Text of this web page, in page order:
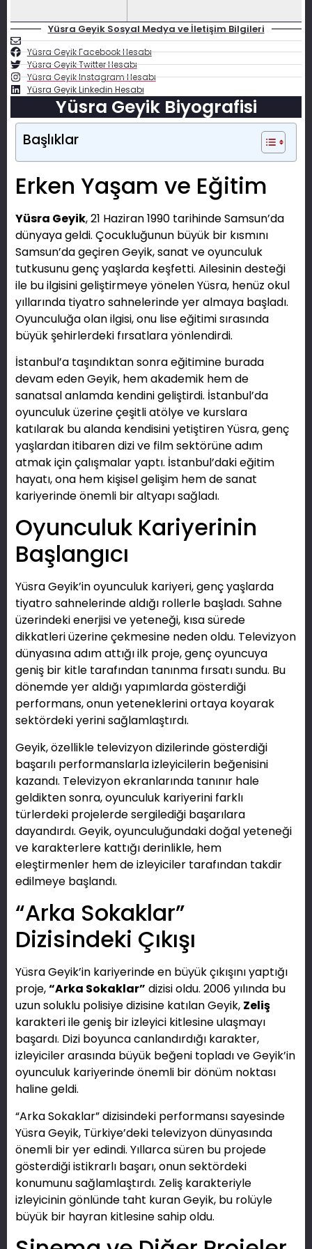
Yüsra Geyik Sosyal Medya ve İletişim Bilgileri
Yüsra Geyik Facebook Hesabı
Yüsra Geyik Twitter Hesabı
Yüsra Geyik Instagram Hesabı
Yüsra Geyik Linkedin Hesabı
Yüsra Geyik Biyografisi
Başlıklar
Erken Yaşam ve Eğitim
Yüsra Geyik, 21 Haziran 1990 tarihinde Samsun’da
dünyaya geldi. Çocukluğunun büyük bir kısmını
Samsun’da geçiren Geyik, sanat ve oyunculuk
tutkusunu genç yaşlarda keşfetti. Ailesinin desteği
ile bu ilgisini geliştirmeye yönelen Yüsra, henüz okul
yıllarında tiyatro sahnelerinde yer almaya başladı.
Oyunculuğa olan ilgisi, onu lise eğitimi sırasında
büyük şehirlerdeki fırsatlara yönlendirdi.
İstanbul’a taşındıktan sonra eğitimine burada
devam eden Geyik, hem akademik hem de
sanatsal anlamda kendini geliştirdi. İstanbul’da
oyunculuk üzerine çeşitli atölye ve kurslara
katılarak bu alanda kendisini yetiştiren Yüsra, genç
yaşlardan itibaren dizi ve film sektörüne adım
atmak için çalışmalar yaptı. İstanbul’daki eğitim
hayatı, ona hem kişisel gelişim hem de sanat
kariyerinde önemli bir altyapı sağladı.
Oyunculuk Kariyerinin
Başlangıcı
Yüsra Geyik’in oyunculuk kariyeri, genç yaşlarda
tiyatro sahnelerinde aldığı rollerle başladı. Sahne
üzerindeki enerjisi ve yeteneği, kısa sürede
dikkatleri üzerine çekmesine neden oldu. Televizyon
dünyasına adım attığı ilk proje, genç oyuncuya
geniş bir kitle tarafından tanınma fırsatı sundu. Bu
dönemde yer aldığı yapımlarda gösterdiği
performans, onun yeteneklerini ortaya koyarak
sektördeki yerini sağlamlaştırdı.
Geyik, özellikle televizyon dizilerinde gösterdiği
başarılı performanslarla izleyicilerin beğenisini
kazandı. Televizyon ekranlarında tanınır hale
geldikten sonra, oyunculuk kariyerini farklı
türlerdeki projelerde sergilediği başarılara
dayandırdı. Geyik, oyunculuğundaki doğal yeteneği
ve karakterlere kattığı derinlikle, hem
eleştirmenler hem de izleyiciler tarafından takdir
edilmeye başlandı.
“Arka Sokaklar”
Dizisindeki Çıkışı
Yüsra Geyik’in kariyerinde en büyük çıkışını yaptığı
proje,“Arka Sokaklar” dizisi oldu. 2006 yılında bu
uzun soluklu polisiye dizisine katılan Geyik, Zeliş
karakteri ile geniş bir izleyici kitlesine ulaşmayı
başardı. Dizi boyunca canlandırdığı karakter,
izleyiciler arasında büyük beğeni topladı ve Geyik’in
oyunculuk kariyerinde önemli bir dönüm noktası
haline geldi.
“Arka Sokaklar” dizisindeki performansı sayesinde
Yüsra Geyik, Türkiye’deki televizyon dünyasında
önemli bir yer edindi. Yıllarca süren bu projede
gösterdiği istikrarlı başarı, onun sektördeki
konumunu sağlamlaştırdı. Zeliş karakteriyle
izleyicinin gönlünde taht kuran Geyik, bu rolüyle
büyük bir hayran kitlesine sahip oldu.